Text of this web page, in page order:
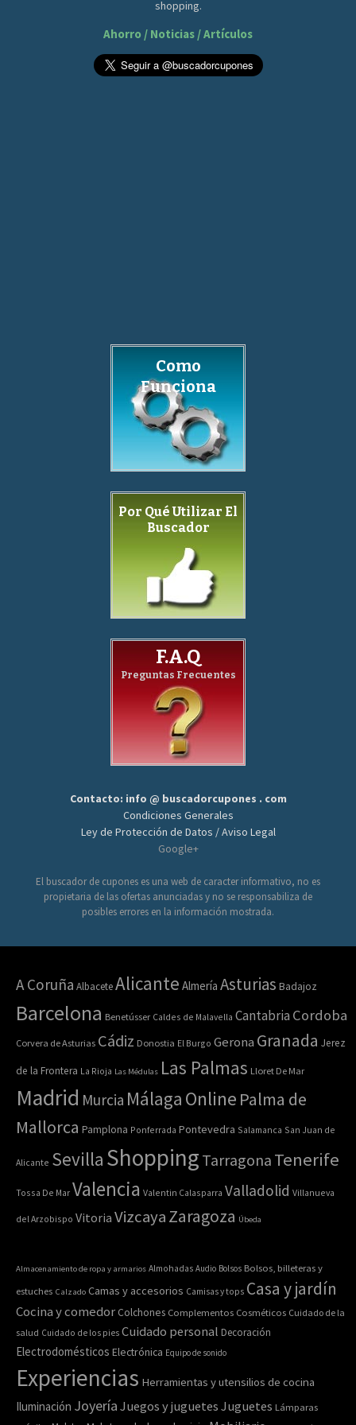
shopping.
Ahorro / Noticias / Artículos
Como
Funciona
Por Qué Utilizar El
Buscador
F.A.Q
Preguntas Frecuentes
Contacto: info @ buscadorcupones . com
Condiciones Generales
Ley de Protección de Datos / Aviso Legal
Google+
El buscador de cupones es una web de caracter informativo, no es
propietaria de las ofertas anunciadas y no se responsabiliza de
posibles errores en la información mostrada.
A Coruña AlbaceteAlicante Almería Asturias Badajoz
Barcelona Benetússer Caldes de Malavella Cantabria Cordoba
Corvera de Asturias Cádiz Donostia El Burgo Gerona Granada Jerez
de la Frontera La Rioja Las Médulas Las Palmas Lloret De Mar
Madrid Murcia Málaga Online Palma de
Mallorca Pamplona Ponferrada Pontevedra Salamanca San Juan de
Alicante Sevilla Shopping Tarragona Tenerife
Tossa De Mar Valencia Valentin Calasparra Valladolid Villanueva
del Arzobispo Vitoria VizcayaZaragoza Úbeda
Almacenamiento de ropa y armarios Almohadas Audio Bolsos Bolsos, billeteras y
estuches Calzado Camas y accesorios Camisas y tops Casa y jardín
Cocina y comedor Colchones Complementos Cosméticos Cuidado de la
salud Cuidado de los pies Cuidado personal Decoración
Electrodomésticos Electrónica Equipo de sonido
Experiencias Herramientas y utensilios de cocina
Iluminación Joyería Juegos y juguetes Juguetes Lámparas